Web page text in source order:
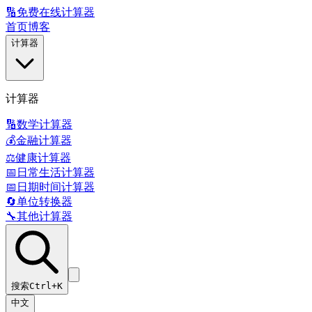
🔢免费在线计算器
首页博客
计算器
计算器
🔢数学计算器
💰金融计算器
⚖️健康计算器
📅 日常生活计算器
📅 日期时间计算器
🔄单位转换器
🔧其他计算器
搜索Ctrl+K
中文